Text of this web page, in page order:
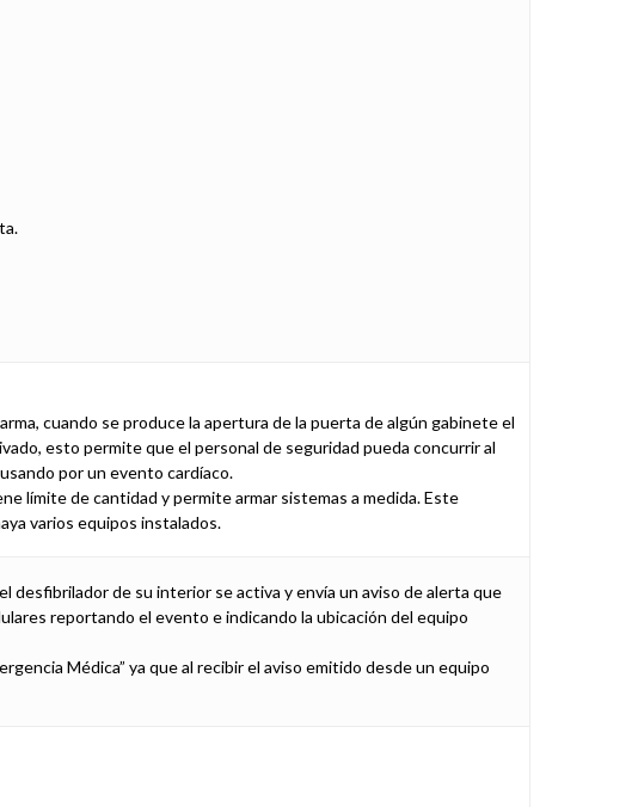
cuando se produce la apertura de la puerta de algún gabinete el
esto permite que el personal de seguridad pueda concurrir al
por un evento cardíaco.
límite de cantidad y permite armar sistemas a medida. Este
varios equipos instalados.
desfibrilador de su interior se activa y envía un aviso de alerta que
reportando el evento e indicando la ubicación del equipo
Médica” ya que al recibir el aviso emitido desde un equipo